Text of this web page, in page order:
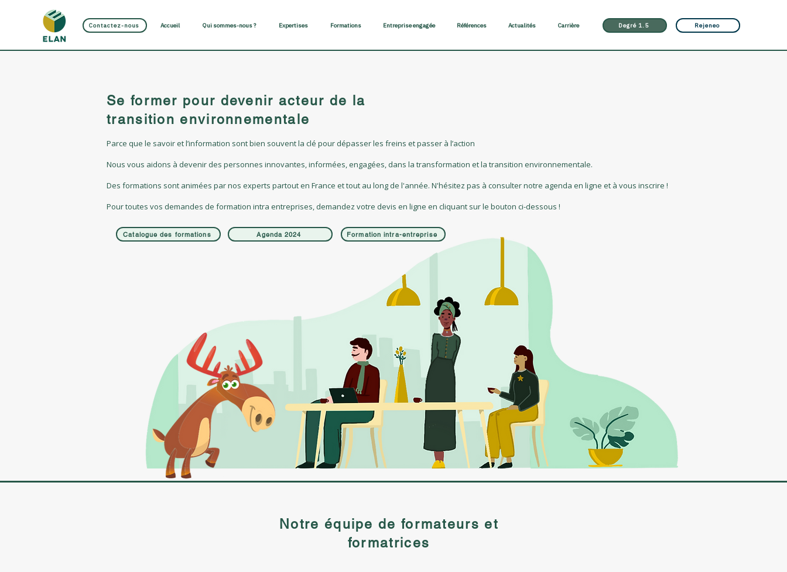
Contactez-nous Accueil Qui sommes-nous ? Expertises Formations Entreprise engagée Références Actualités Carrière Degré 1.5 Rejeneo
Se former pour devenir acteur de la
transition environnementale
Parce que le savoir et l’information sont bien souvent la clé pour dépasser les freins et passer à l’action
Nous vous aidons à devenir des personnes innovantes, informées, engagées, dans la transformation et la transition environnementale.
Des formations sont animées par nos experts partout en France et tout au long de l'année. N'hésitez pas à consulter notre agenda en ligne et à vous inscrire !
Pour toutes vos demandes de formation intra entreprises, demandez votre devis en ligne en cliquant sur le bouton ci-dessous !
Catalogue des formations Agenda 2024 Formation intra-entreprise
Notre équipe de formateurs et
formatrices